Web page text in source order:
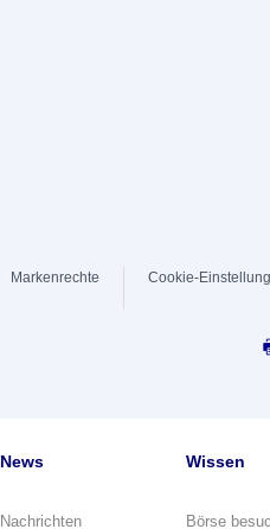
Markenrechte Cookie-
News
Nachrichten
Wissen
Börse